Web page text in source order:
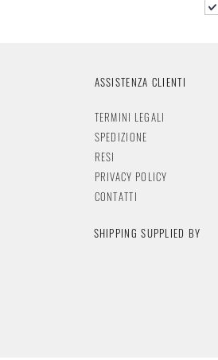
ASSISTENZA CLIENTI
TERMINI LEGALI
SPEDIZIONE
RESI
PRIVACY POLICY
CONTATTI
SHIPPING SUPPLIED BY